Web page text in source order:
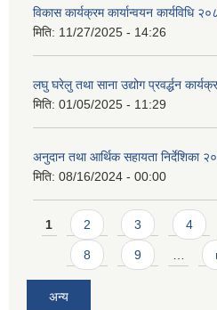
विकास कार्यक्रम कार्यान्वयन कार्यविधि
मिति: 11/27/2025 - 14:26
लघु घरेलु तथा साना उद्योग प्रवर्द्धन
मिति: 01/05/2025 - 11:29
अनुदान तथा आर्थिक सहायता निर्देशिका
मिति: 08/16/2024 - 00:00
Pages
1 2 3 4
8 9 …
अन्य